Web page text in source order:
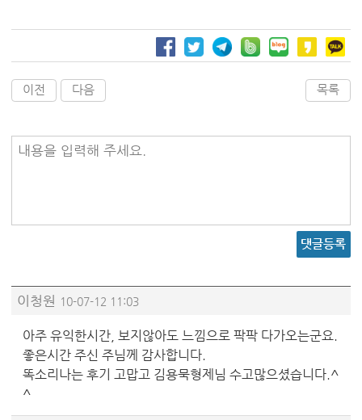
이전 다음 목록
내용을 입력해 주세요.
댓글등록
이청원 10-07-12 11:03
아주 유익한시간, 보지않아도 느낌으로 팍팍 다가오는군요.
좋은시간 주신 주님께 감사합니다.
똑소리나는 후기 고맙고 김용묵형제님 수고많으셨습니다.^
^